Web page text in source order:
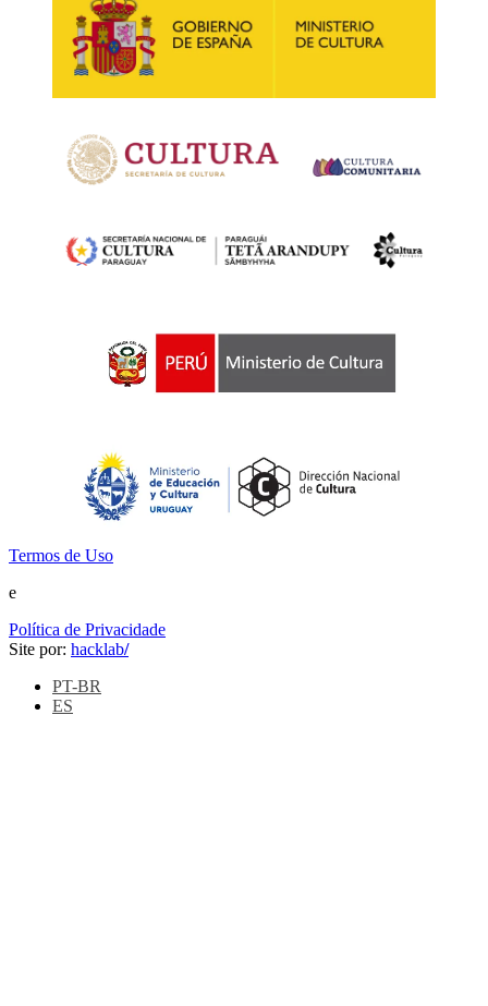
Termos de Uso
e
Política de Privacidade
Site por: hacklab/
PT-BR
ES